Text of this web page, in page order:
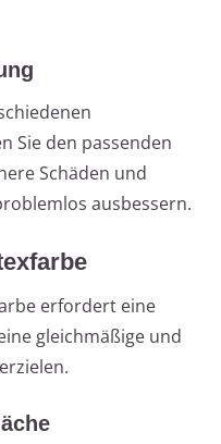
Sie den passenden
Schäden und
ausbessern.
erfordert eine
gleichmäßige und